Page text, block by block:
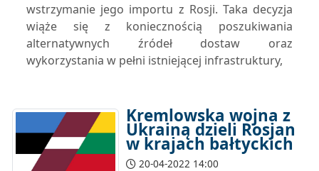
wstrzymanie jego importu z Rosji. Taka decyzja
wiąże się z koniecznością poszukiwania
alternatywnych źródeł dostaw oraz
wykorzystania w pełni istniejącej infrastruktury,
Kremlowska wojna z
Ukrainą dzieli Rosjan
w krajach bałtyckich
20-04-2022 14:00